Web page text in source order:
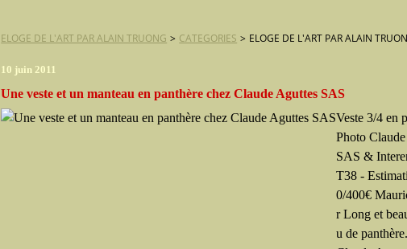
ELOGE DE L'ART PAR ALAIN TRUONG > CATEGORIES > ELOGE DE L'ART PAR ALAIN
10 juin 2011
Une veste et un manteau en panthère chez Claude Aguttes SAS
Veste 3/4 en
Photo
SAS &
T38 -
0/400€
r Long et
u de